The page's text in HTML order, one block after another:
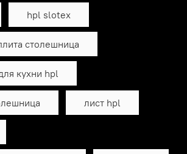
hpl slotex
столешница
кухни hpl
лист hpl